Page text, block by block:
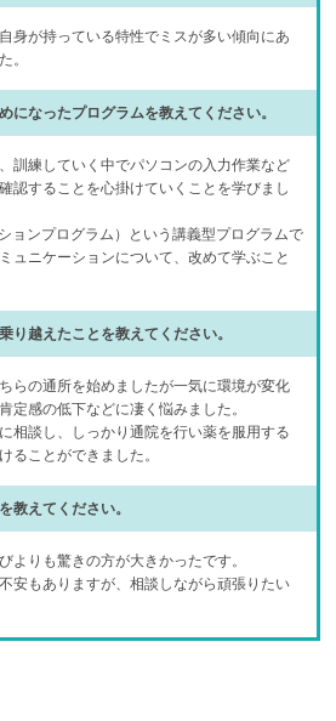
身が持っている特性でミスが多い傾向にあ
。
になったプログラムを教えてください。
訓練していく中でパソコンの入力作業など
認することを心掛けていくことを学びまし
ョンプログラム）という講義型プログラムで
ュニケーションについて、改めて学ぶこと
り越えたことを教えてください。
らの通所を始めましたが一気に環境が変化
定感の低下などに凄く悩みました。
相談し、しっかり通院を行い薬を服用する
ることができました。
教えてください。
よりも驚きの方が大きかったです。
安もありますが、相談しながら頑張りたい